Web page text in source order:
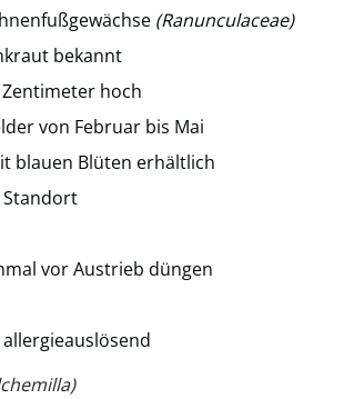
(Ranunculaceae)
bekannt
hoch
von Februar bis Mai
blauen Blüten erhältlich
vor Austrieb düngen